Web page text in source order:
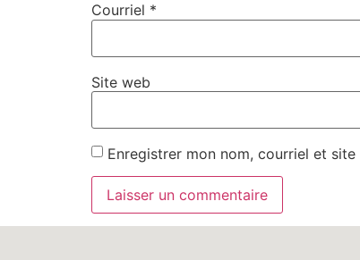
Courriel *
Site web
Enregistrer mon nom, courriel et